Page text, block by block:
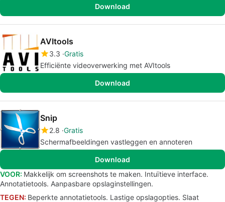
Download
AVItools
3.3 Gratis
Efficiënte videoverwerking met AVItools
Download
Snip
2.8 Gratis
Schermafbeeldingen vastleggen en annoteren
Download
VOOR: Makkelijk om screenshots te maken. Intuïtieve interface.
Annotatietools. Aanpasbare opslaginstellingen.
TEGEN: Beperkte annotatietools. Lastige opslagopties. Slaat